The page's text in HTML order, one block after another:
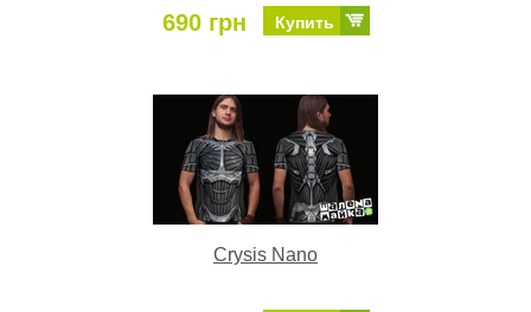
690 грн Купить
Crysis Nano